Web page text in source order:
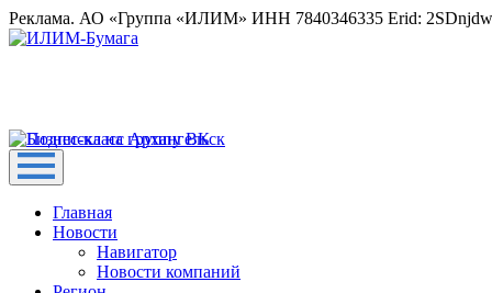
Реклама. АО «Группа «ИЛИМ» ИНН 7840346335 Erid:
Главная
Новости
Навигатор
Новости компаний